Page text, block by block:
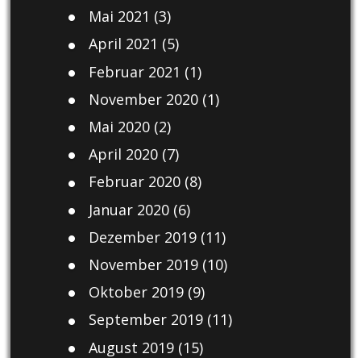
Mai 2021 (3)
April 2021 (5)
Februar 2021 (1)
November 2020(1)
Mai 2020(2)
April 2020(7)
Februar 2020(8)
Januar 2020(6)
Dezember 2019(11)
November 2019(10)
Oktober 2019(9)
September 2019(11)
August 2019(15)